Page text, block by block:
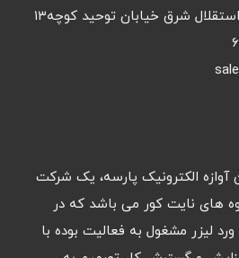
تهران تهرانپارس استقلال شرق خیابان توحید کوچه۱۳
الکترونیک پارسه، یک شرکت
های نایت کور می باشد که در
لیزر مشغول به فعالیت بوده با